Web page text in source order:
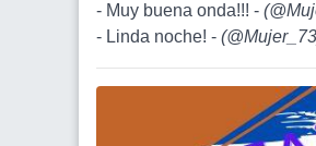
- Muy buena onda!!! - (
- Linda noche! - (@Mujer_73